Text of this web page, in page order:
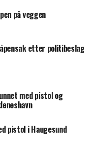
på veggen
etter politibeslag
med pistol og
pistol i Haugesund